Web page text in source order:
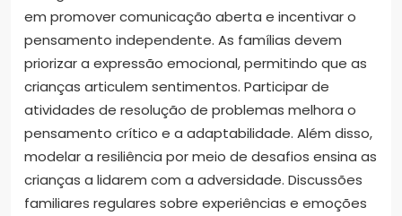
em promover comunicação aberta e incentivar o
pensamento independente. As famílias devem
priorizar a expressão emocional, permitindo que as
crianças articulem sentimentos. Participar de
atividades de resolução de problemas melhora o
pensamento crítico e a adaptabilidade. Além disso,
modelar a resiliência por meio de desafios ensina as
crianças a lidarem com a adversidade. Discussões
familiares regulares sobre experiências e emoções